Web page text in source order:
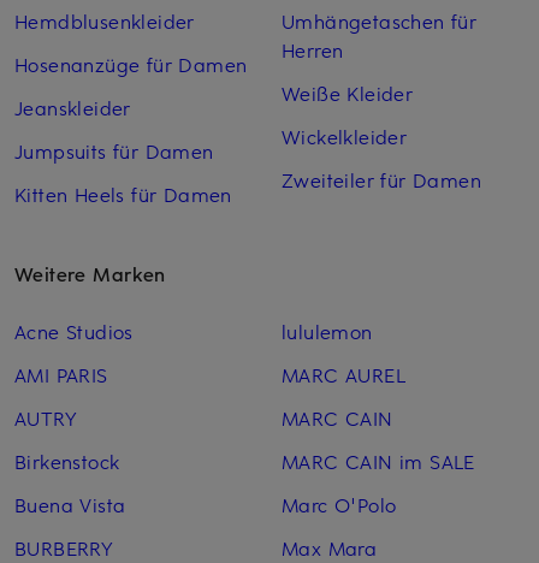
Hemdblusenkleider
Hosenanzüge für Damen
Jeanskleider
Jumpsuits für Damen
Kitten Heels für Damen
Umhängetaschen für
Herren
Weiße Kleider
Wickelkleider
Zweiteiler für Damen
Weitere Marken
Acne Studios
AMI PARIS
AUTRY
Birkenstock
Buena Vista
BURBERRY
lululemon
MARC AUREL
MARC CAIN
MARC CAIN im SALE
Marc O'Polo
Max Mara